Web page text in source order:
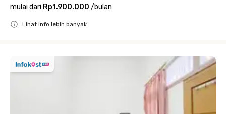
mulai dari Rp1.900.000 /bulan
Lihat info lebih banyak